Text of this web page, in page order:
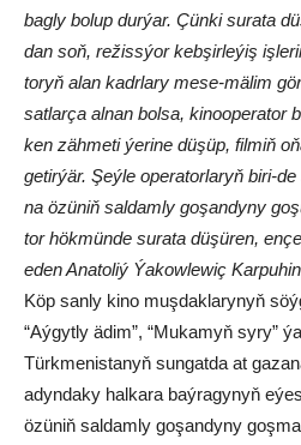
bag­ly bo­lup dur­ýar. Çün­ki su­ra­ta
dan soň, re­žiss­ýor keb­şir­le­ýiş
to­ryň alan kadr­la­ry me­se-mä­lim
sat­lar­ça al­nan bol­sa, ki­noo­pe­ra­tor
ken zäh­me­ti ýe­ri­ne dü­şüp, fil­miň
ge­tir­ýär. Şeý­le ope­ra­to­rlaryň bi­ri-
na özü­niň sal­dam­ly go­şan­dy­ny
tor hök­mün­de su­ra­ta dü­şü­ren,
eden Ana­to­liý Ýa­kow­le­wiç
Köp san­ly ki­no muş­dak­la­ry­nyň
“Aý­gyt­ly ädim”, “Mu­ka­myň sy­ry”
Türk­me­nis­ta­nyň sun­gat­da at
adyn­da­ky hal­ka­ra baý­ra­gy­nyň
özü­niň sal­dam­ly go­şan­dy­ny